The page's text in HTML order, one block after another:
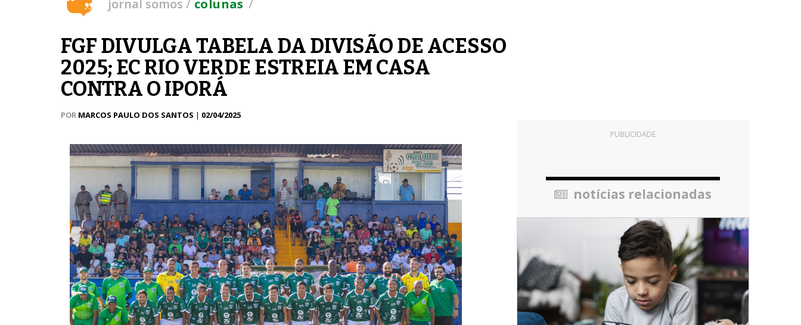
jornal somos colunas
FGF DIVULGA TABELA DA DIVISÃO DE ACESSO
2025; EC RIO VERDE ESTREIA EM CASA
CONTRA O IPORÁ
POR MARCOS PAULO DOS SANTOS | 02/04/2025
PUBLICIDADE
notícias relacionadas